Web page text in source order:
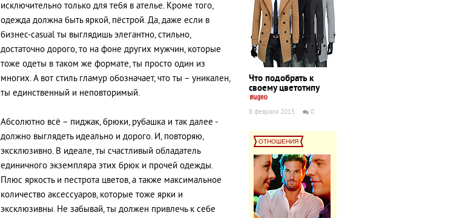
Что подобрать к
своему цветотипу
8 февраля 2015 0
ОТНОШЕНИЯ
исключительно только для тебя в ателье. Кроме того,
одежда должна быть яркой, пёстрой. Да, даже если в
бизнес-casual ты выглядишь элегантно, стильно,
достаточно дорого, то на фоне других мужчин, которые
тоже одеты в таком же формате, ты просто один из
многих. А вот стиль гламур обозначает, что ты – уникален,
ты единственный и неповторимый.
Абсолютно всё – пиджак, брюки, рубашка и так далее -
должно выглядеть идеально и дорого. И, повторяю,
эксклюзивно. В идеале, ты счастливый обладатель
единичного экземпляра этих брюк и прочей одежды.
Плюс яркость и пестрота цветов, а также максимальное
количество аксессуаров, которые тоже ярки и
эксклюзивны. Не забывай, ты должен привлечь к себе